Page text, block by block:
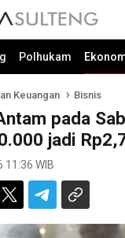
Polhukam
Keuangan Bisnis
pada
jadi
11:36 WIB